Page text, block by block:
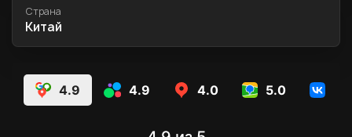
Страна
Китай
4.9 4.9 4.0 5.0